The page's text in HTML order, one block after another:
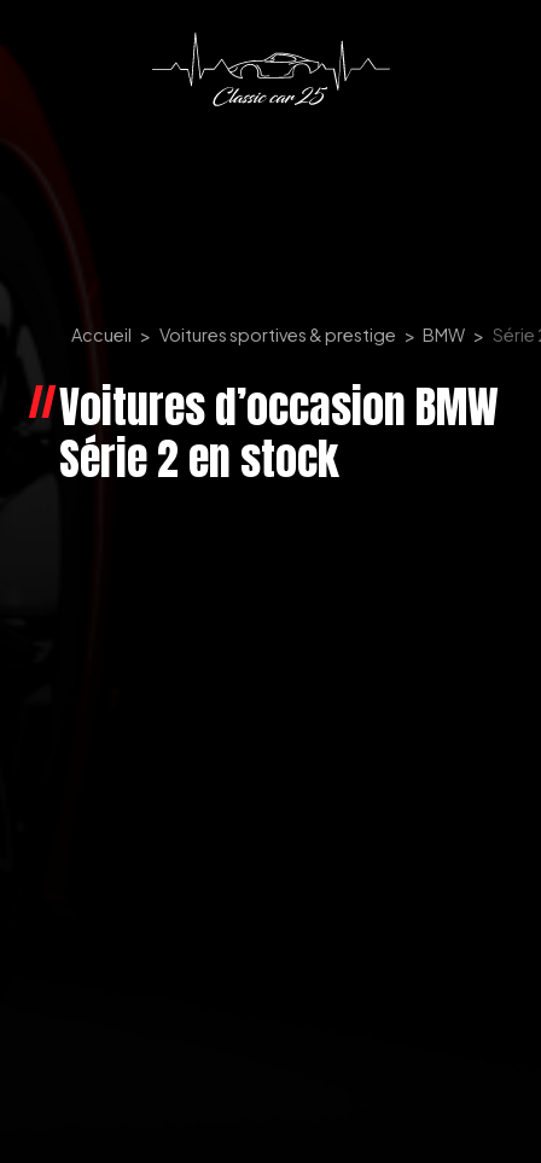
Accueil Voitures sportives & prestige BMW Série
Voitures d’occasion BMW
Série 2 en stock